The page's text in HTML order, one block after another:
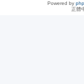
Powered by
正體